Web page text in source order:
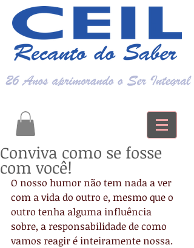
Conviva como se fosse
com você!
O nosso humor não tem nada a ver
com a vida do outro e, mesmo que o
outro tenha alguma influência
sobre, a responsabilidade de como
vamos reagir é inteiramente nossa.